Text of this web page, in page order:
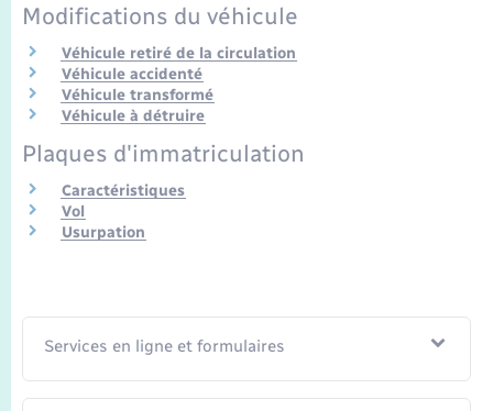
Modifications du véhicule
Véhicule retiré de la circulation
Véhicule accidenté
Véhicule transformé
Véhicule à détruire
Plaques d'immatriculation
Caractéristiques
Vol
Usurpation
Services en ligne et formulaires